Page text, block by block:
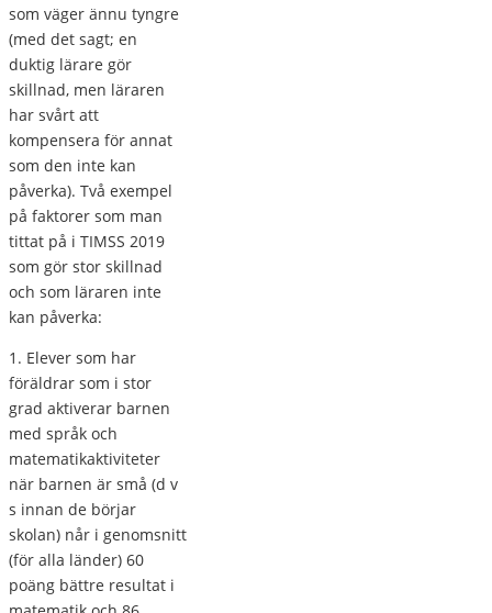
som väger ännu tyngre
(med det sagt; en
duktig lärare gör
skillnad, men läraren
har svårt att
kompensera för annat
som den inte kan
påverka). Två exempel
på faktorer som man
tittat på i TIMSS 2019
som gör stor skillnad
och som läraren inte
kan påverka:
1. Elever som har
föräldrar som i stor
grad aktiverar barnen
med språk och
matematikaktiviteter
när barnen är små (d v
s innan de börjar
skolan) når i genomsnitt
(för alla länder) 60
poäng bättre resultat i